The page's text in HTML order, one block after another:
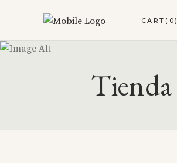
CART (0)
Tienda